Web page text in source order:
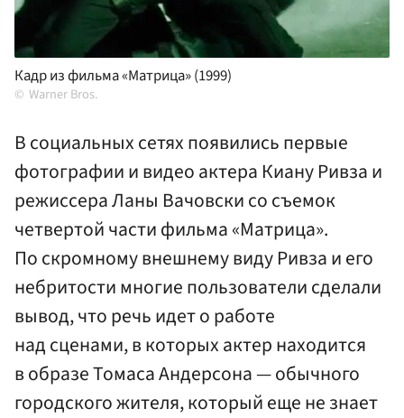
Кадр из фильма «Матрица» (1999)
Warner Bros.
В социальных сетях появились первые
фотографии и видео актера Киану Ривза и
режиссера Ланы Вачовски со съемок
четвертой части фильма «Матрица».
По скромному внешнему виду Ривза и его
небритости многие пользователи сделали
вывод, что речь идет о работе
над сценами, в которых актер находится
в образе Томаса Андерсона — обычного
городского жителя, который еще не знает